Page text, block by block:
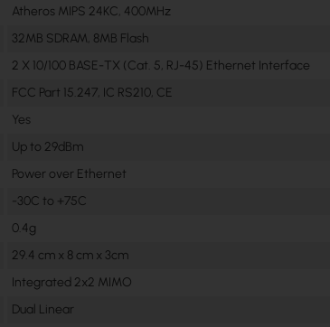
Atheros MIPS 24KC, 400MHz
32MB SDRAM, 8MB Flash
2 X 10/100 BASE-TX (Cat. 5, RJ-45) Ethernet Interface
FCC Part 15.247, IC RS210, CE
Yes
Up to 29dBm
Power over Ethernet
-30C to +75C
0.4g
29.4 cm x 8 cm x 3cm
Integrated 2x2 MIMO
Dual Linear